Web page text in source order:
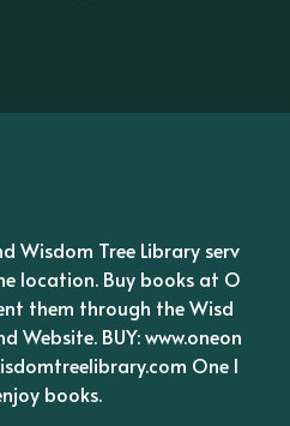
Wisdom Tree Library serv
location. Buy books at O
them through the Wisd
Website. BUY: www.oneon
One l
books.